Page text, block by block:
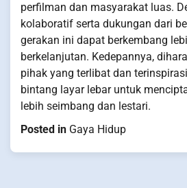
perfilman dan masyarakat luas.
kolaboratif serta dukungan dari
gerakan ini dapat berkembang
berkelanjutan. Kedepannya,
pihak yang terlibat dan
bintang layar lebar untuk
lebih seimbang dan lestari.
Posted in Gaya Hidup